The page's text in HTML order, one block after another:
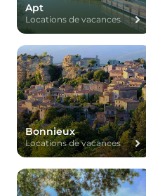
Apt
Locations de vacances
Bonnieux
Locations de vacances